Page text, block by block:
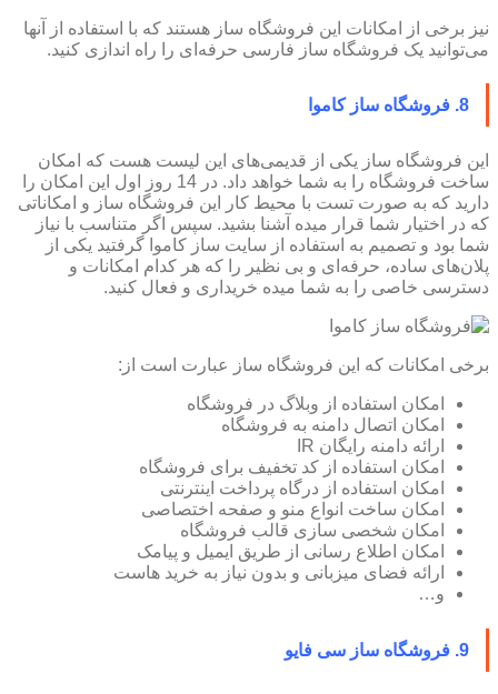
نیز برخی از امکانات این فروشگاه ساز هستند که با استفاده از آنها
می‌توانید یک فروشگاه ساز فارسی حرفه‌ای را راه اندازی کنید.
8. فروشگاه ساز کاموا
این فروشگاه ساز یکی از قدیمی‌های این لیست هست که امکان
ساخت فروشگاه را به شما خواهد داد. در 14 روز اول این امکان را
دارید که به صورت تست با محیط کار این فروشگاه ساز و امکاناتی
که در اختیار شما قرار میده آشنا بشید. سپس اگر متناسب با نیاز
شما بود و تصمیم به استفاده از سایت ساز کاموا گرفتید یکی از
پلان‌های ساده، حرفه‌ای و بی نظیر را که هر کدام امکانات و
دسترسی خاصی را به شما میده خریداری و فعال کنید.
برخی امکانات که این فروشگاه ساز عبارت است از:
امکان استفاده از وبلاگ در فروشگاه
امکان اتصال دامنه به فروشگاه
ارائه دامنه رایگان IR
امکان استفاده از کد تخفیف برای فروشگاه
امکان استفاده از درگاه پرداخت اینترنتی
امکان ساخت انواع منو و صفحه اختصاصی
امکان شخصی سازی قالب فروشگاه
امکان اطلاع رسانی از طریق ایمیل و پیامک
ارائه فضای میزبانی و بدون نیاز به خرید هاست
و…
9. فروشگاه ساز سی فایو